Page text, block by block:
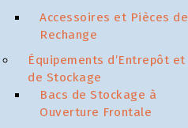
Accessoires et Pièces de
Rechange
Équipements d’Entrepôt et
de Stockage
Bacs de Stockage à
Ouverture Frontale